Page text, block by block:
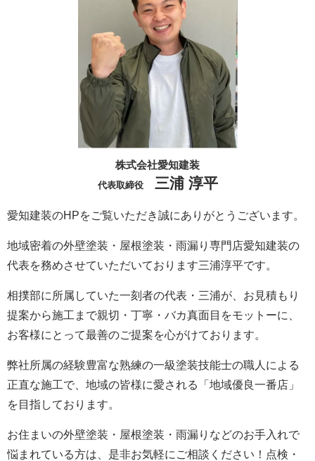
株式会社愛知建装
代表取締役 三浦 淳平
愛知建装のHPをご覧いただき誠にありがとうございます。
地域密着の外壁塗装・屋根塗装・雨漏り専門店愛知建装の
代表を務めさせていただいております三浦淳平です。
相撲部に所属していた一刻者の代表・三浦が、お見積もり
提案から施工まで親切・丁寧・バカ真面目をモットーに、
お客様にとって最善のご提案を心がけております。
弊社所属の経験豊富な熟練の一級塗装技能士の職人による
正直な施工で、地域の皆様に愛される「地域優良一番店」
を目指しております。
お住まいの外壁塗装・屋根塗装・雨漏りなどのお手入れで
悩まれている方は、是非お気軽にご相談ください！点検・